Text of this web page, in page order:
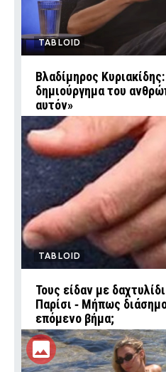
TABLOID
Βλαδίμηρος
δημιούργημα του
αυτόν»
TABLOID
Τους είδαν με
Παρίσι ‑ Μήπως
επόμενο βήμα;